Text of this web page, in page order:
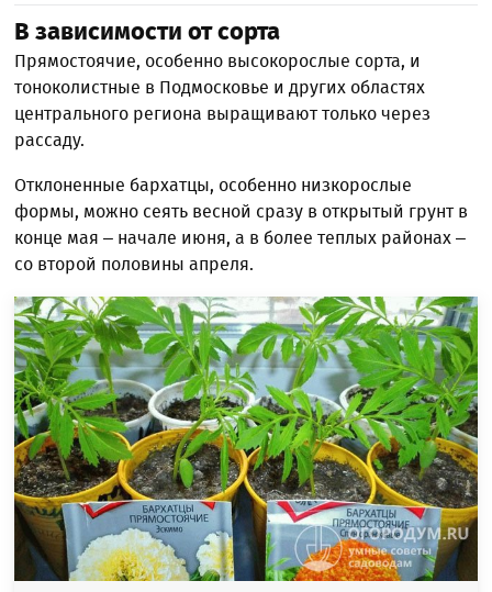
В зависимости от сорта
Прямостоячие, особенно высокорослые сорта, и
тоноколистные в Подмосковье и других областях
центрального региона выращивают только через
рассаду.
Отклоненные бархатцы, особенно низкорослые
формы, можно сеять весной сразу в открытый грунт в
конце мая – начале июня, а в более теплых районах –
со второй половины апреля.